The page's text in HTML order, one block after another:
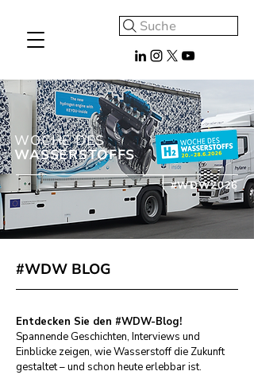
Suche
WOCHE DES
WASSERSTOFFS
#WDW2026
#WDW BLOG
Entdecken Sie den #WDW-Blog!
Spannende Geschichten, Interviews und
Einblicke zeigen, wie Wasserstoff die Zukunft
gestaltet – und schon heute erlebbar ist.​